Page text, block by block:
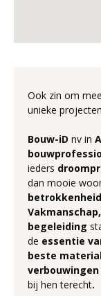
Ook zin om
unieke
Bouw-iD nv in
ieders
dan mooie
betrokkenheid
Vakmanschap,
begeleiding
de essentie
beste
verbouwingen
bij hen terecht.